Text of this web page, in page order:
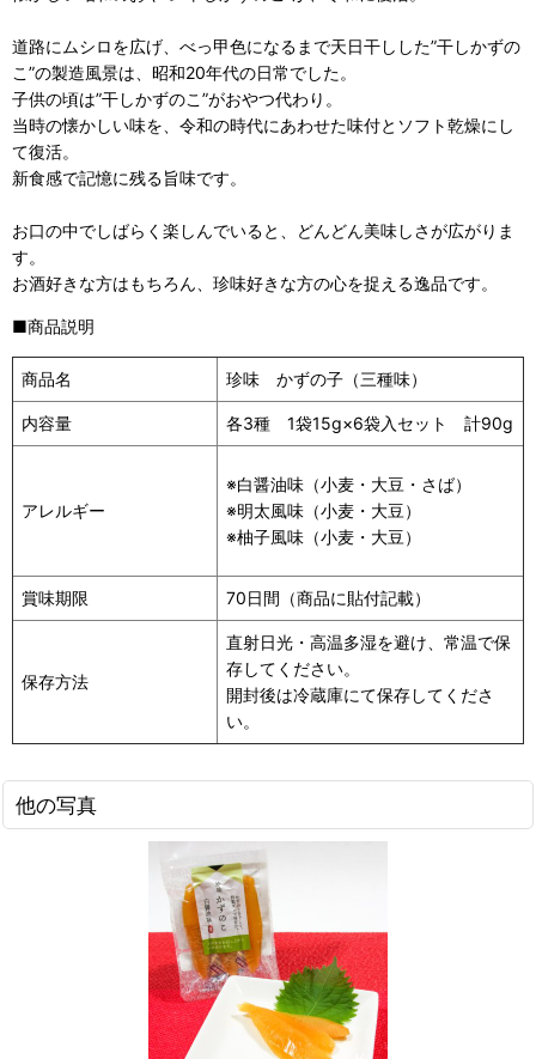
道路にムシロを広げ、べっ甲色になるまで天日干しした”干しかずの
こ”の製造風景は、昭和20年代の日常でした。
子供の頃は”干しかずのこ”がおやつ代わり。
当時の懐かしい味を、令和の時代にあわせた味付とソフト乾燥にし
て復活。
新食感で記憶に残る旨味です。
お口の中でしばらく楽しんでいると、どんどん美味しさが広がりま
す。
お酒好きな方はもちろん、珍味好きな方の心を捉える逸品です。
■商品説明
商品名 珍味 かずの子（三種味）
内容量 各3種 1袋15g×6袋入セット 計90g
アレルギー
※白醤油味（小麦・大豆・さば）
※明太風味（小麦・大豆）
※柚子風味（小麦・大豆）
賞味期限 70日間（商品に貼付記載）
保存方法
直射日光・高温多湿を避け、常温で保
存してください。
開封後は冷蔵庫にて保存してくださ
い。
他の写真